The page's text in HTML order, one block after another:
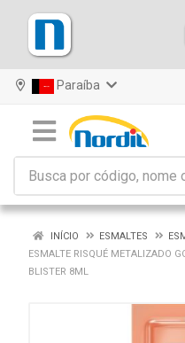
Paraíba
INÍCIO ESMALTES
ESMALTE RISQUÉ METALIZADO
BLISTER 8ML